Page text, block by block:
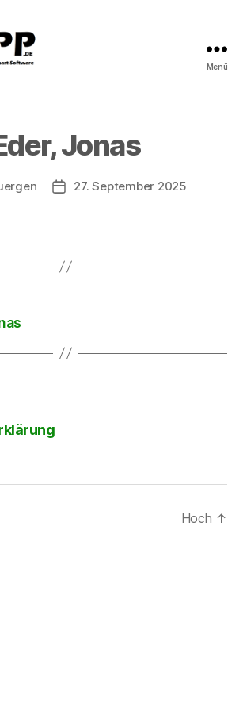
Menü
Jonas
Beitragsdatum
27. September 2025
Hoch ↑